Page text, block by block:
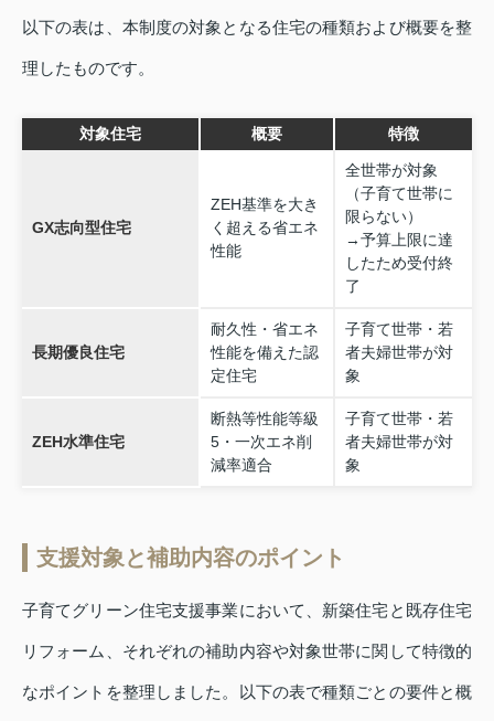
以下の表は、本制度の対象となる住宅の種類および概要を整
理したものです。
対象住宅 概要 特徴
GX志向型住宅
ZEH基準を大き
く超える省エネ
性能
全世帯が対象
（子育て世帯に
限らない）
→予算上限に達
したため受付終
了
長期優良住宅
耐久性・省エネ
性能を備えた認
定住宅
子育て世帯・若
者夫婦世帯が対
象
ZEH水準住宅
断熱等性能等級
5・一次エネ削
減率適合
子育て世帯・若
者夫婦世帯が対
象
支援対象と補助内容のポイント
子育てグリーン住宅支援事業において、新築住宅と既存住宅
リフォーム、それぞれの補助内容や対象世帯に関して特徴的
なポイントを整理しました。以下の表で種類ごとの要件と概